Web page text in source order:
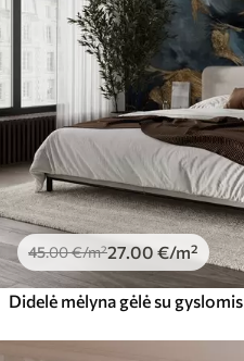
45.00€/m²27.00 €/m²
Didelė mėlyna gėlė su gyslomis